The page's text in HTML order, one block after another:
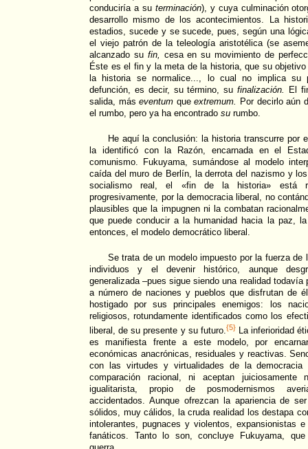
conduciría a su terminación), y cuya culminación
desarrollo mismo de los acontecimientos. La
estadios, sucede y se sucede, pues, según una
el viejo patrón de la teleología aristotélica (se
alcanzado su fin,
cesa en su movimiento de
Éste es el fin y la meta de la historia, que su
la historia se normalice..., lo cual no implica su
defunción, es decir, su término, sufinalización.
El
salida, más eventum queextremum.
Por decirlo aún
el rumbo, pero ya ha encontrado su rumbo.
He aquí la conclusión: la historia transcurre por
la identificó con la Razón, encarnada en el
comunismo. Fukuyama, sumándose al modelo
caída del muro de Berlín, la derrota del nazismo y
socialismo real, el «fin de la historia» está
progresivamente, por la democracia liberal, no
plausibles que la impugnen ni la combatan
que puede conducir a la humanidad hacia la paz,
entonces, el modelo democrático liberal.
Se trata de un modelo impuesto por la fuerza
individuos y el devenir histórico, aunque
generalizada –pues sigue siendo una realidad todavía
a número de naciones y pueblos que disfrutan de
hostigado por sus principales enemigos: los
religiosos, rotundamente identificados como los
liberal, de su presente y su futuro.{5}La inferioridad
es manifiesta frente a este modelo, por
económicas anacrónicas, residuales y reactivas.
con las virtudes y virtualidades de la
comparación racional, ni aceptan juiciosamente
igualitarista, propio de posmodernismos
accidentados. Aunque ofrezcan la apariencia de
sólidos, muy cálidos, la cruda realidad los destapa
intolerantes, pugnaces y violentos, expansionistas
fanáticos. Tanto lo son, concluye Fukuyama,